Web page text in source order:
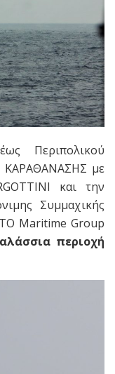
ς Περιπολικού
ΚΑΡΑΘΑΝΑΣΗΣ με
και την
Συμμαχικής
Maritime Group
περιοχή